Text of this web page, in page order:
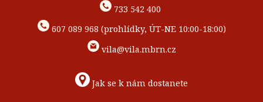
733 542 400
607 089 968 (prohlídky, ÚT-NE 10:00-18:00)
vila@vila.mbrn.cz
Jak se k nám dostanete